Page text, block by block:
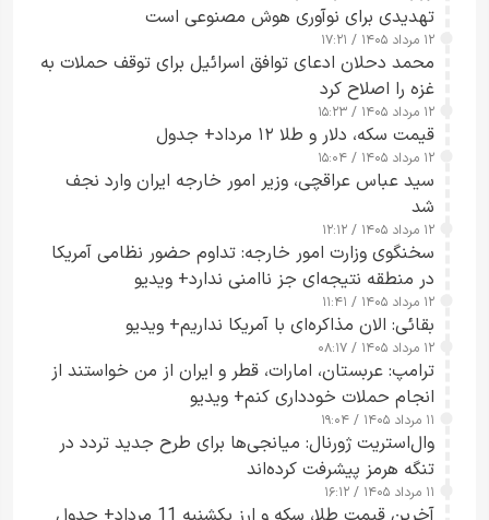
تهدیدی برای نوآوری هوش مصنوعی است
۱۲ مرداد ۱۴۰۵ / ۱۷:۲۱
محمد دحلان ادعای توافق اسرائیل برای توقف حملات به
غزه را اصلاح کرد
۱۲ مرداد ۱۴۰۵ / ۱۵:۲۳
قیمت سکه، دلار و طلا ۱۲ مرداد+ جدول
۱۲ مرداد ۱۴۰۵ / ۱۵:۰۴
سید عباس عراقچی، وزیر امور خارجه ایران وارد نجف
شد
۱۲ مرداد ۱۴۰۵ / ۱۲:۱۲
سخنگوی وزارت امور خارجه: تداوم حضور نظامی آمریکا
در منطقه نتیجه‌ای جز ناامنی ندارد+ ویدیو
۱۲ مرداد ۱۴۰۵ / ۱۱:۴۱
بقائی: الان مذاکره‌ای با آمریکا نداریم+ ویدیو
۱۲ مرداد ۱۴۰۵ / ۰۸:۱۷
ترامپ: عربستان، امارات، قطر و ایران از من خواستند از
انجام حملات خودداری کنم+ ویدیو
۱۱ مرداد ۱۴۰۵ / ۱۹:۰۴
وال‌استریت ژورنال: میانجی‌ها برای طرح جدید تردد در
تنگه هرمز پیشرفت کرده‌اند
۱۱ مرداد ۱۴۰۵ / ۱۶:۱۲